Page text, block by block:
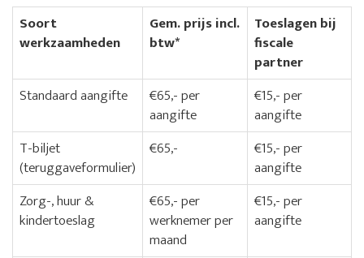
Soort
werkzaamheden
Gem. prijs incl.
btw*
Toeslagen bij
fiscale
partner
Standaard aangifte
€65,- per
aangifte
€15,- per
aangifte
T-biljet
(teruggaveformulier)
€65,-
€15,- per
aangifte
Zorg-, huur &
kindertoeslag
€65,- per
werknemer per
maand
€15,- per
aangifte